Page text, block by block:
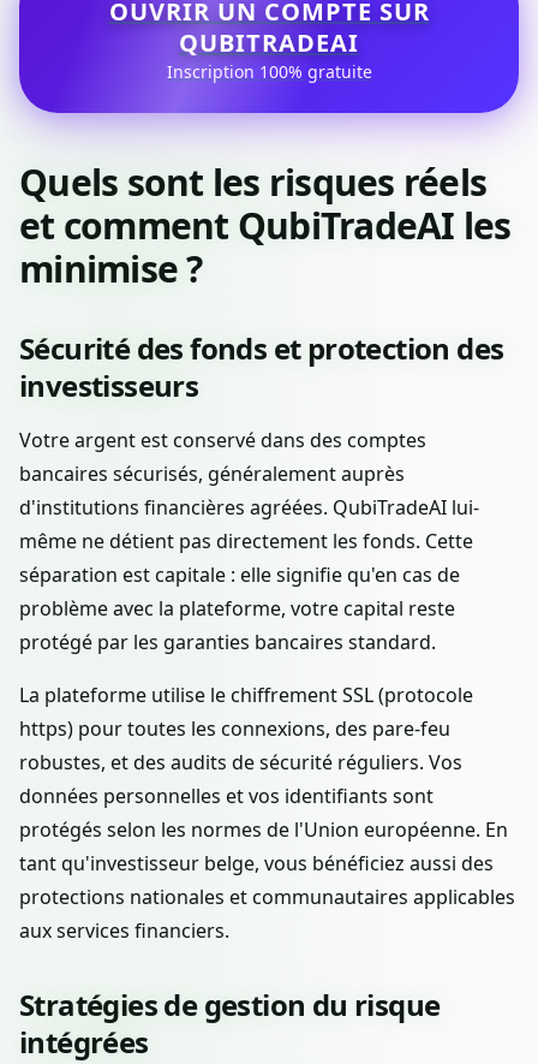
OUVRIR UN COMPTE SUR
QUBITRADEAI
Inscription 100% gratuite
Quels sont les risques réels
et comment QubiTradeAI les
minimise ?
Sécurité des fonds et protection des
investisseurs
Votre argent est conservé dans des comptes
bancaires sécurisés, généralement auprès
d'institutions financières agréées. QubiTradeAI lui-
même ne détient pas directement les fonds. Cette
séparation est capitale : elle signifie qu'en cas de
problème avec la plateforme, votre capital reste
protégé par les garanties bancaires standard.
La plateforme utilise le chiffrement SSL (protocole
https) pour toutes les connexions, des pare-feu
robustes, et des audits de sécurité réguliers. Vos
données personnelles et vos identifiants sont
protégés selon les normes de l'Union européenne. En
tant qu'investisseur belge, vous bénéficiez aussi des
protections nationales et communautaires applicables
aux services financiers.
Stratégies de gestion du risque
intégrées